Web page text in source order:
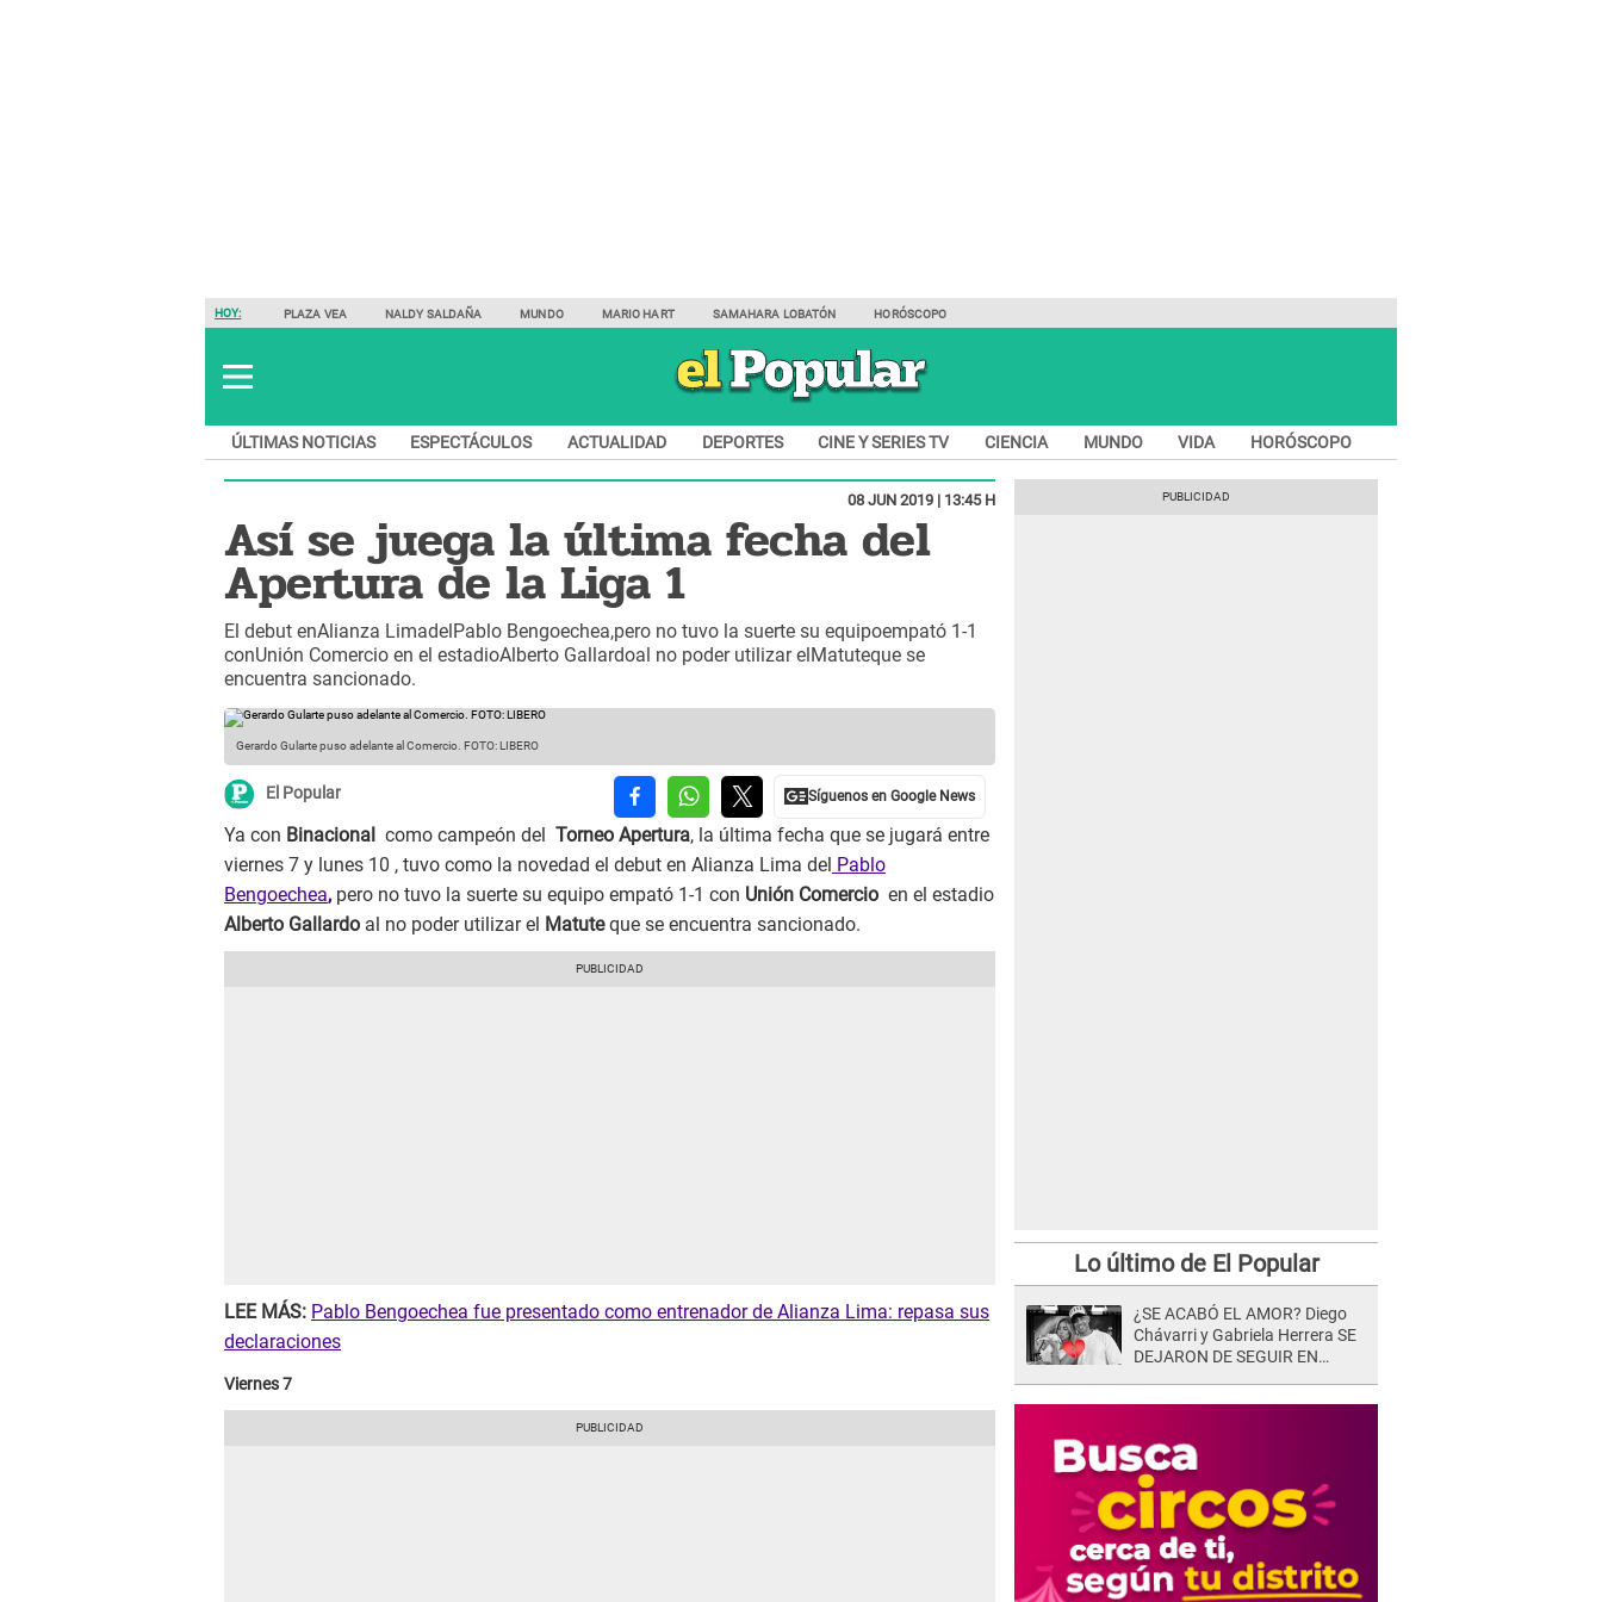
HOY: PLAZA VEA NALDY SALDAÑA MUNDO MARIO HART SAMAHARA LOBATÓN HORÓSCOPO
ÚLTIMAS NOTICIAS ESPECTÁCULOS ACTUALIDAD DEPORTES CINE Y SERIES TV CIENCIA MUNDO VIDA HORÓSCOPO
08 JUN 2019 | 13:45 H
Así se juega la última fecha del
Apertura de la Liga 1
El debut enAlianza LimadelPablo Bengoechea,pero no tuvo la suerte su equipoempató 1-1
conUnión Comercio en el estadioAlberto Gallardoal no poder utilizar elMatuteque se
encuentra sancionado.
Gerardo Gularte puso adelante al Comercio. FOTO: LIBERO
El Popular
Ya con Binacional como campeón del Torneo Apertura, la última fecha que se jugará entre
viernes 7 y lunes 10 , tuvo como la novedad el debut en Alianza Lima del Pablo
Bengoechea, pero no tuvo la suerte su equipo empató 1-1 con Unión Comercio en el estadio
Alberto Gallardo al no poder utilizar el Matuteque se encuentra sancionado.
LEE MÁS: Pablo Bengoechea fue presentado como entrenador de Alianza Lima: repasa sus
declaraciones
Viernes 7
Lo último de El Popular
¿SE ACABÓ EL AMOR? Diego
Chávarri y Gabriela Herrera SE
DEJARON DE SEGUIR EN